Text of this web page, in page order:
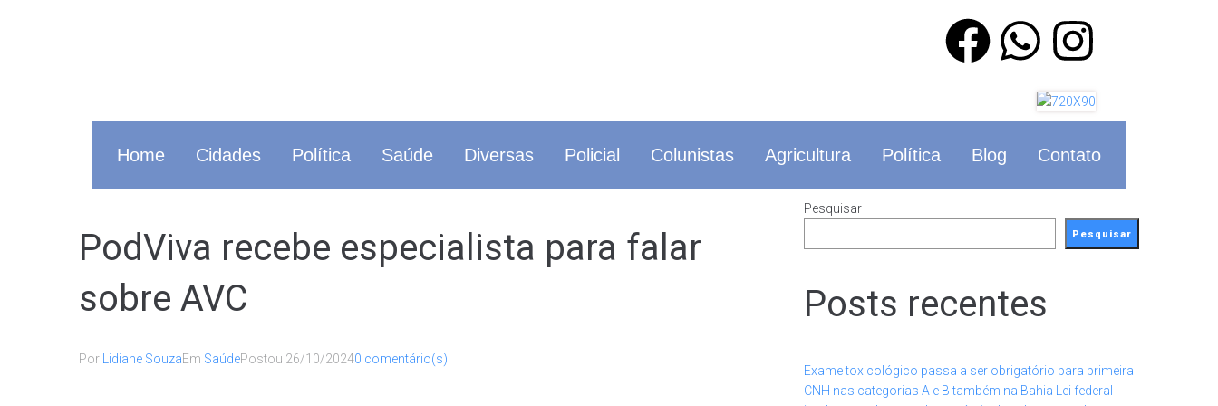
Home Cidades Política Saúde Diversas Policial Colunistas Agricultura Política Blog Contato
PodViva recebe especialista para falar
sobre AVC
Por Lidiane SouzaEm SaúdePostou 26/10/20240 comentário(s)
Pesquisar
Pesquisar
Posts recentes
Exame toxicológico passa a ser obrigatório para primeira
CNH nas categorias A e B também na Bahia Lei federal